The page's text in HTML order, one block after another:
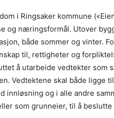
i Ringsaker kommune
og næringsformål. Utover
både sommer og vinter.
til, rettigheter og
å utarbeide vedtekter som
Vedtektene skal både ligge
innløsning og i alle andre
som grunneier, til å